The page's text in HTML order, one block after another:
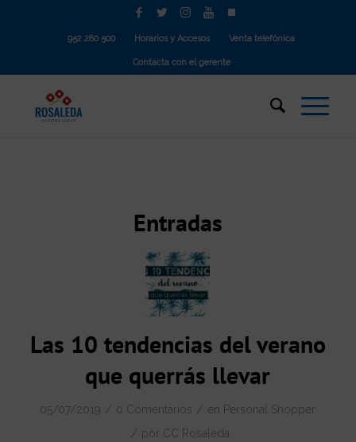
952 280 500 Horarios y Accesos Venta telefónica
Contacta con el gerente
Entradas
Las 10 tendencias del verano
que querrás llevar
05/07/2019 / 0 Comentarios / en Personal Shopper
/ por CC Rosaleda